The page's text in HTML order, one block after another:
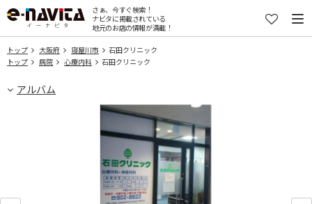
さぁ、今すぐ検索！
ナビタに掲載されている
地元のお店の情報が満載！
トップ 大阪府 寝屋川市
石田クリニック
トップ
病院 心療内科 石田クリニック
アルバム